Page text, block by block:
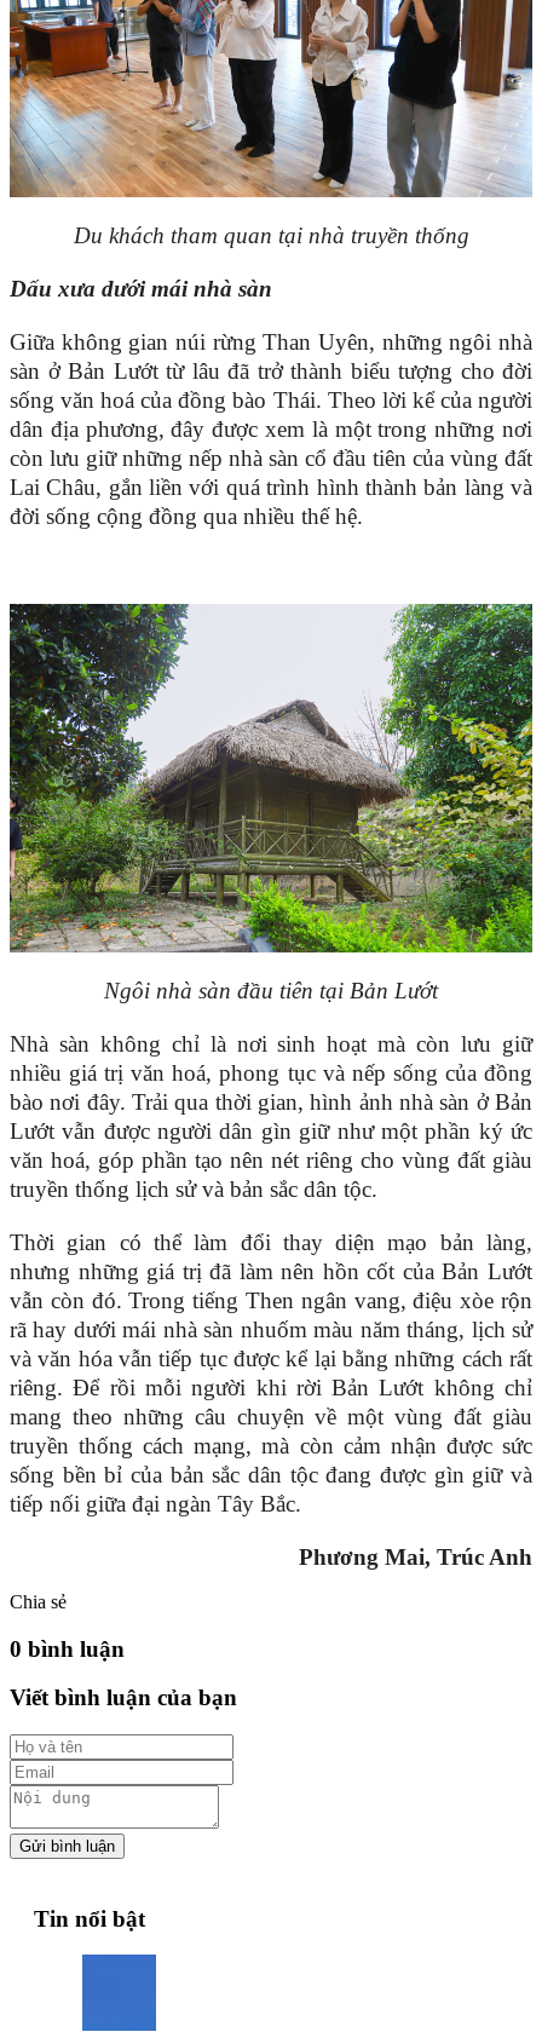
Du khách tham quan tại nhà truyền thống
Dấu xưa dưới mái nhà sàn
Giữa không gian núi rừng Than Uyên, những ngôi nhà
sàn ở Bản Lướt từ lâu đã trở thành biểu tượng cho đời
sống văn hoá của đồng bào Thái. Theo lời kể của người
dân địa phương, đây được xem là một trong những nơi
còn lưu giữ những nếp nhà sàn cổ đầu tiên của vùng đất
Lai Châu, gắn liền với quá trình hình thành bản làng và
đời sống cộng đồng qua nhiều thế hệ.
Ngôi nhà sàn đầu tiên tại Bản Lướt
Nhà sàn không chỉ là nơi sinh hoạt mà còn lưu giữ
nhiều giá trị văn hoá, phong tục và nếp sống của đồng
bào nơi đây. Trải qua thời gian, hình ảnh nhà sàn ở Bản
Lướt vẫn được người dân gìn giữ như một phần ký ức
văn hoá, góp phần tạo nên nét riêng cho vùng đất giàu
truyền thống lịch sử và bản sắc dân tộc.
Thời gian có thể làm đổi thay diện mạo bản làng,
nhưng những giá trị đã làm nên hồn cốt của Bản Lướt
vẫn còn đó. Trong tiếng Then ngân vang, điệu xòe rộn
rã hay dưới mái nhà sàn nhuốm màu năm tháng, lịch sử
và văn hóa vẫn tiếp tục được kể lại bằng những cách rất
riêng. Để rồi mỗi người khi rời Bản Lướt không chỉ
mang theo những câu chuyện về một vùng đất giàu
truyền thống cách mạng, mà còn cảm nhận được sức
sống bền bỉ của bản sắc dân tộc đang được gìn giữ và
tiếp nối giữa đại ngàn Tây Bắc.
Phương Mai, Trúc Anh
Chia sẻ
0 bình luận
Viết bình luận của bạn
Gửi bình luận
Tin nổi bật